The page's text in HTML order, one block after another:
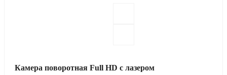
Камера поворотная Full HD с лазером